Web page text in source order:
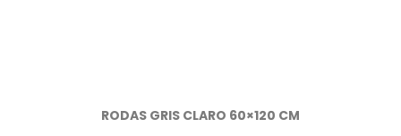
RODAS GRIS CLARO 60×120 CM